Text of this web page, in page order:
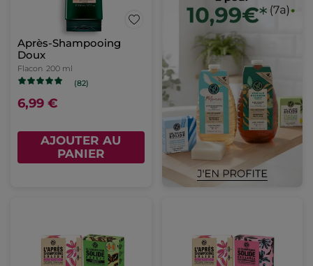
Après-Shampooing
Doux
Flacon 200 ml
(82)
6,99 €
AJOUTER AU
PANIER